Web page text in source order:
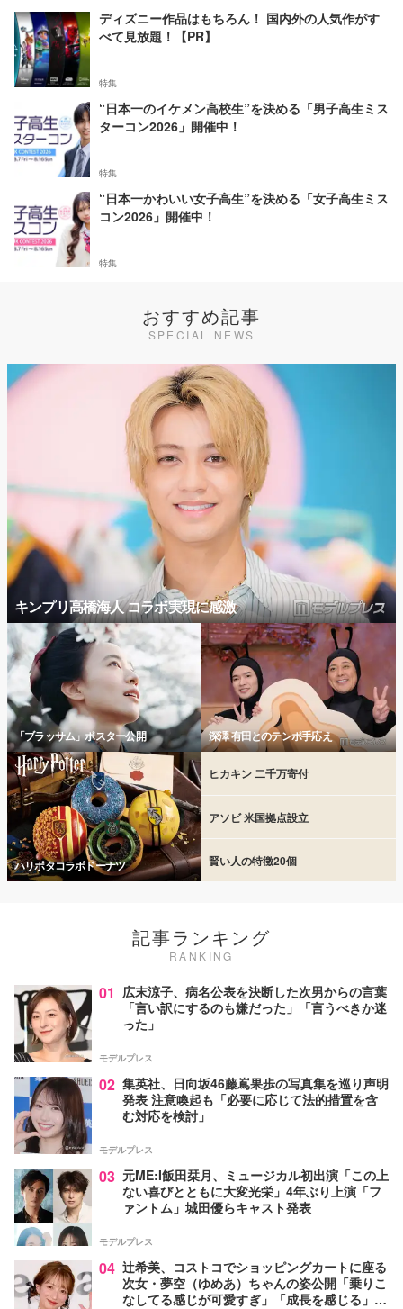
ディズニー作品はもちろん！ 国内外の人気作がす
べて見放題！【PR】
特集
“日本一のイケメン高校生”を決める「男子高生ミス
ターコン2026」開催中！
特集
“日本一かわいい女子高生”を決める「女子高生ミス
コン2026」開催中！
特集
おすすめ記事
SPECIAL NEWS
キンプリ高橋海人 コラボ実現に感激
「ブラッサム」ポスター公開 深澤 有田とのテンポ手応え
ハリポタコラボドーナツ
ヒカキン 二千万寄付
アソビ 米国拠点設立
賢い人の特徴20個
記事ランキング
RANKING
01 広末涼子、病名公表を決断した次男からの言葉
「言い訳にするのも嫌だった」「言うべきか迷
った」
モデルプレス
02 集英社、日向坂46藤嶌果歩の写真集を巡り声明
発表 注意喚起も「必要に応じて法的措置を含
む対応を検討」
モデルプレス
03 元ME:I飯田栞月、ミュージカル初出演「この上
ない喜びとともに大変光栄」4年ぶり上演「フ
ァントム」城田優らキャスト発表
モデルプレス
04 辻希美、コストコでショッピングカートに座る
次女・夢空（ゆめあ）ちゃんの姿公開「乗りこ
なしてる感じが可愛すぎ」「成長を感じる」の